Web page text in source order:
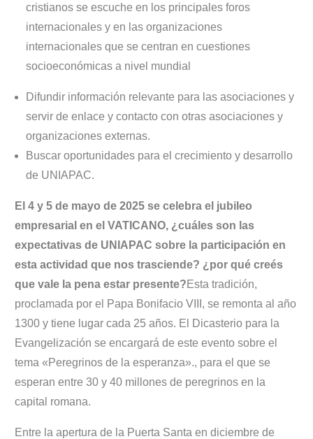
cristianos se escuche en los principales foros
internacionales y en las organizaciones
internacionales que se centran en cuestiones
socioeconómicas a nivel mundial
Difundir información relevante para las asociaciones y
servir de enlace y contacto con otras asociaciones y
organizaciones externas.
Buscar oportunidades para el crecimiento y desarrollo
de UNIAPAC.
El 4 y 5 de mayo de 2025 se celebra el jubileo
empresarial en el VATICANO, ¿cuáles son las
expectativas de UNIAPAC sobre la participación en
esta actividad que nos trasciende? ¿por qué creés
que vale la pena estar presente?Esta tradición,
proclamada por el Papa Bonifacio VIII, se remonta al año
1300 y tiene lugar cada 25 años. El Dicasterio para la
Evangelización se encargará de este evento sobre el
tema «Peregrinos de la esperanza»., para el que se
esperan entre 30 y 40 millones de peregrinos en la
capital romana.
Entre la apertura de la Puerta Santa en diciembre de